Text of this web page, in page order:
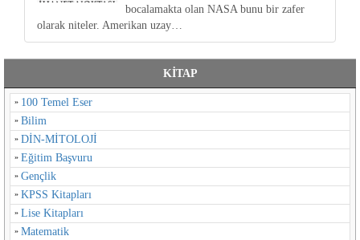
bocalamakta olan NASA bunu bir zafer
olarak niteler. Amerikan uzay…
KİTAP
100 Temel Eser
Bilim
DİN-MİTOLOJİ
Eğitim Başvuru
Gençlik
KPSS Kitapları
Lise Kitapları
Matematik